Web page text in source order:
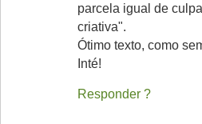
parcela igual de
criativa".
Ótimo texto, como
Inté!
Responder